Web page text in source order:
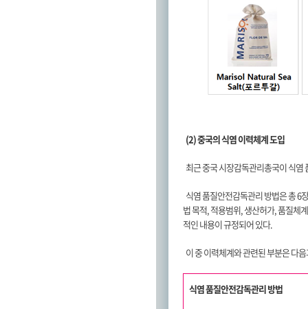
(2) 중국의 식염 이력체계 도입
최근 중국 시장감독관리총국이 식염
식염 품질안전감독관리 방법은 총 6
법 목적, 적용범위, 생산허가, 품질체
적인 내용이 규정되어 있다.
이 중 이력체계와 관련된 부분은 다
식염 품질안전감독관리 방법